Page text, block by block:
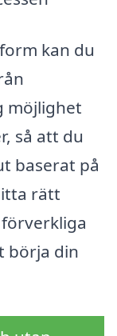
kan du
möjlighet
så att du
baserat på
rätt
börja din